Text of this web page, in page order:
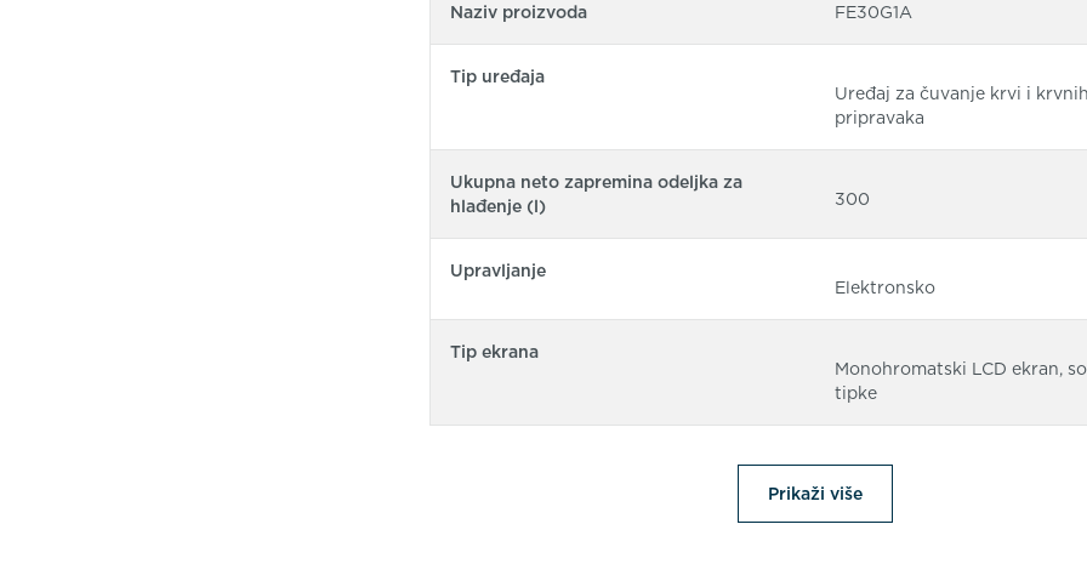
Naziv proizvoda FE30G1A
Tip uređaja
Uređaj za čuvanje krvi i krvnih
pripravaka
Ukupna neto zapremina odeljka za
hlađenje (l)
300
Upravljanje
Elektronsko
Tip ekrana
Monohromatski LCD ekran,
tipke
Prikaži više